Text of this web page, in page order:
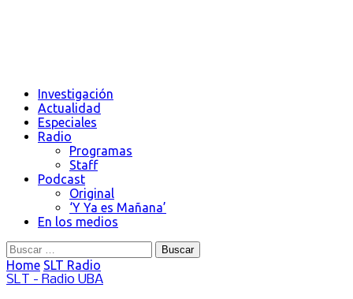
Investigación
Actualidad
Especiales
Radio
Programas
Staff
Podcast
Original
‘Y Ya es Mañana’
En los medios
Buscar:
Home SLT Radio
SLT - Radio UBA